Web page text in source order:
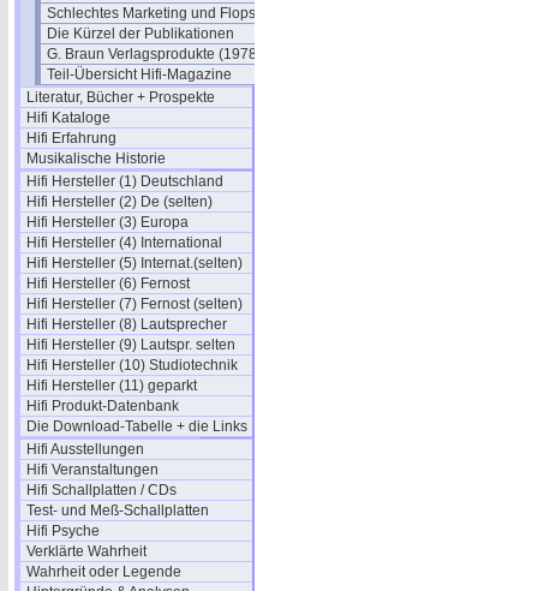
Schlechtes Marketing und Flops
Die Kürzel der Publikationen
G. Braun Verlagsprodukte (1978)
Teil-Übersicht Hifi-Magazine
Literatur, Bücher + Prospekte
Hifi Kataloge
Hifi Erfahrung
Musikalische Historie
Hifi Hersteller (1) Deutschland
Hifi Hersteller (2) De (selten)
Hifi Hersteller (3) Europa
Hifi Hersteller (4) International
Hifi Hersteller (5) Internat.(selten)
Hifi Hersteller (6) Fernost
Hifi Hersteller (7) Fernost (selten)
Hifi Hersteller (8) Lautsprecher
Hifi Hersteller (9) Lautspr. selten
Hifi Hersteller (10) Studiotechnik
Hifi Hersteller (11) geparkt
Hifi Produkt-Datenbank
Die Download-Tabelle + die Links
Hifi Ausstellungen
Hifi Veranstaltungen
Hifi Schallplatten / CDs
Test- und Meß-Schallplatten
Hifi Psyche
Verklärte Wahrheit
Wahrheit oder Legende